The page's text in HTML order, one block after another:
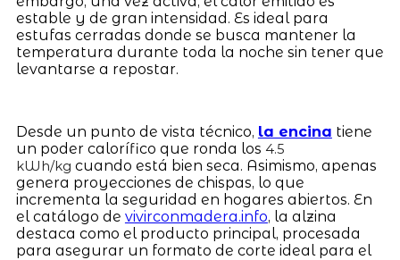
estable y de gran intensidad. Es ideal para
estufas cerradas donde se busca mantener la
temperatura durante toda la noche sin tener que
levantarse a repostar.
Desde un punto de vista técnico, la encina tiene
un poder calorífico que ronda los 4.5
kWh/kg cuando está bien seca. Asimismo, apenas
genera proyecciones de chispas, lo que
incrementa la seguridad en hogares abiertos. En
el catálogo de vivirconmadera.info, la alzina
destaca como el producto principal, procesada
para asegurar un formato de corte ideal para el